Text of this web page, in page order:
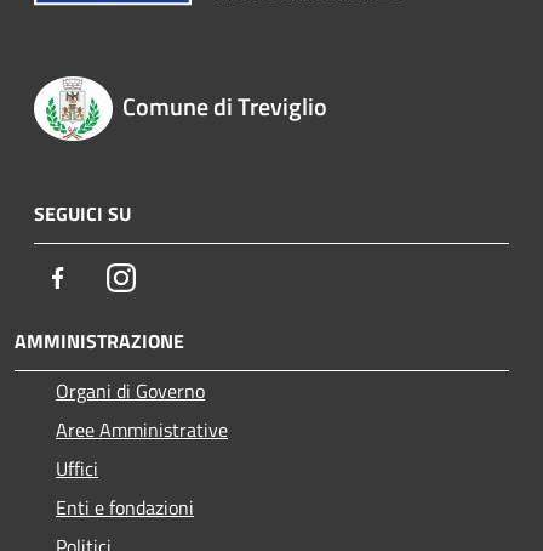
Comune di Treviglio
SEGUICI SU
FacebookInstagram
AMMINISTRAZIONE
Organi di Governo
Aree Amministrative
Uffici
Enti e fondazioni